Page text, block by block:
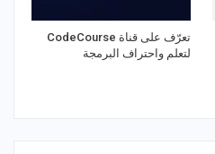
تعرّف على قناة CodeCourse
لتعلم واحتراف البرمجة